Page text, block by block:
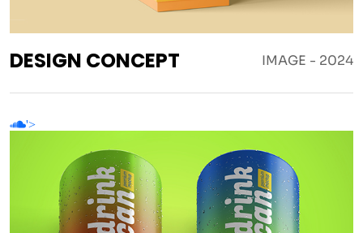
DESIGN CONCEPT IMAGE - 2024
'>